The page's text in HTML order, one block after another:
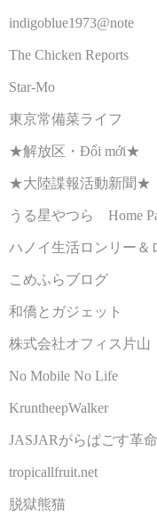
indigoblue1973@note
The Chicken Reports
Star-Mo
東京常備菜ライフ
★解放区・Đổi mới★
★大陸諜報活動新聞★
うる星やつら Home
ハノイ生活ロンリー＆
こめふらブログ
和僑とガジェット
株式会社オフィス片山
No Mobile No Life
KruntheepWalker
JASJARがらぱごす革
tropicallfruit.net
脱獄熊猫